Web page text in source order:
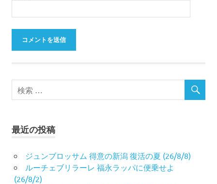
最近の投稿
ジュンブロッサム 得意の新潟 復活の夏 (26/8/8)
ルーチェブリラーレ 福永ラッパに便乗せよ
(26/8/2)